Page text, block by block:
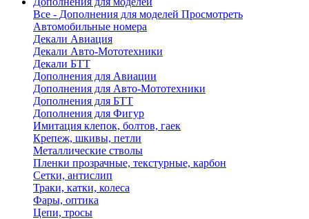
Все - Дополнения для моделей Просмотреть
Автомобильные номера
Декали Авиация
Декали Авто-Мототехники
Декали БТТ
Дополнения для Авиации
Дополнения для Авто-Мототехники
Дополнения для БТТ
Дополнения для Фигур
Имитация клепок, болтов, гаек
Крепеж, шкивы, петли
Металлические стволы
Пленки прозрачные, текстурные, карбон
Сетки, антислип
Траки, катки, колеса
Фары, оптика
Цепи, тросы